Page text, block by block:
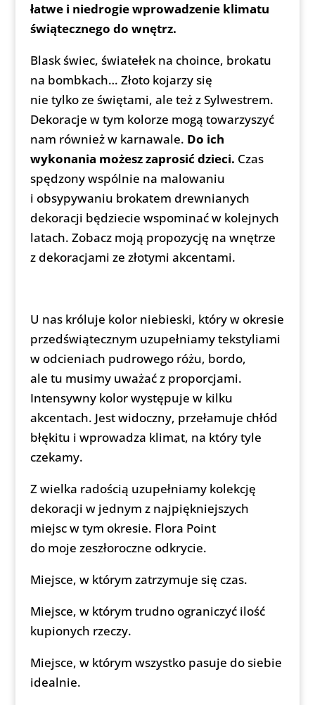
łatwe i niedrogie wprowadzenie klimatu
świątecznego do wnętrz.
Blask świec, światełek na choince, brokatu
na bombkach… Złoto kojarzy się
nie tylko ze świętami, ale też z Sylwestrem.
Dekoracje w tym kolorze mogą towarzyszyć
nam również w karnawale. Do ich
wykonania możesz zaprosić dzieci. Czas
spędzony wspólnie na malowaniu
i obsypywaniu brokatem drewnianych
dekoracji będziecie wspominać w kolejnych
latach. Zobacz moją propozycję na wnętrze
z dekoracjami ze złotymi akcentami.
U nas króluje kolor niebieski, który w okresie
przedświątecznym uzupełniamy tekstyliami
w odcieniach pudrowego różu, bordo,
ale tu musimy uważać z proporcjami.
Intensywny kolor występuje w kilku
akcentach. Jest widoczny, przełamuje chłód
błękitu i wprowadza klimat, na który tyle
czekamy.
Z wielka radością uzupełniamy kolekcję
dekoracji w jednym z najpiękniejszych
miejsc w tym okresie. Flora Point
do moje zeszłoroczne odkrycie.
Miejsce, w którym zatrzymuje się czas.
Miejsce, w którym trudno ograniczyć ilość
kupionych rzeczy.
Miejsce, w którym wszystko pasuje do siebie
idealnie.